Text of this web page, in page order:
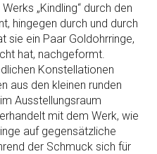
„Kindling“ durch den
hingegen durch und durch
sie ein Paar Goldohrringe,
hat, nachgeformt.
Konstellationen
aus den kleinen runden
Ausstellungsraum
mit dem Werk, wie
auf gegensätzliche
der Schmuck sich für